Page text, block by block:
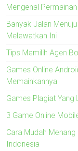
Mengenal
Banyak Jalan
Melewatkan Ini
Tips Memilih Agen
Games Online
Memainkannya
Games Plagiat Yang
3 Game Online
Cara Mudah
Indonesia